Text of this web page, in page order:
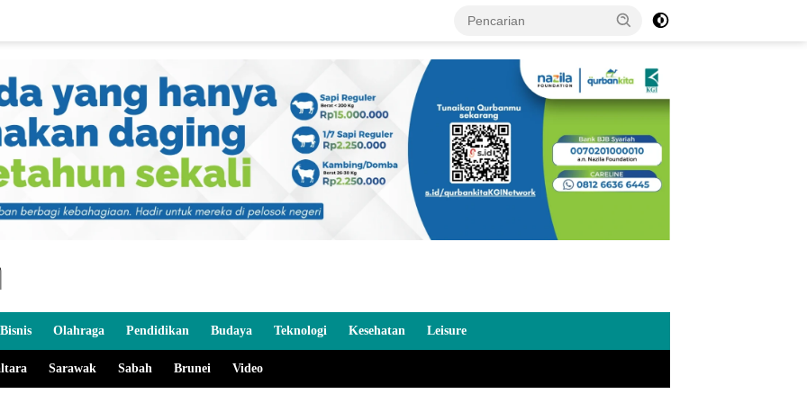
Olahraga Pendidikan Budaya Teknologi Kesehatan Leisure
Sarawak Sabah Brunei Video